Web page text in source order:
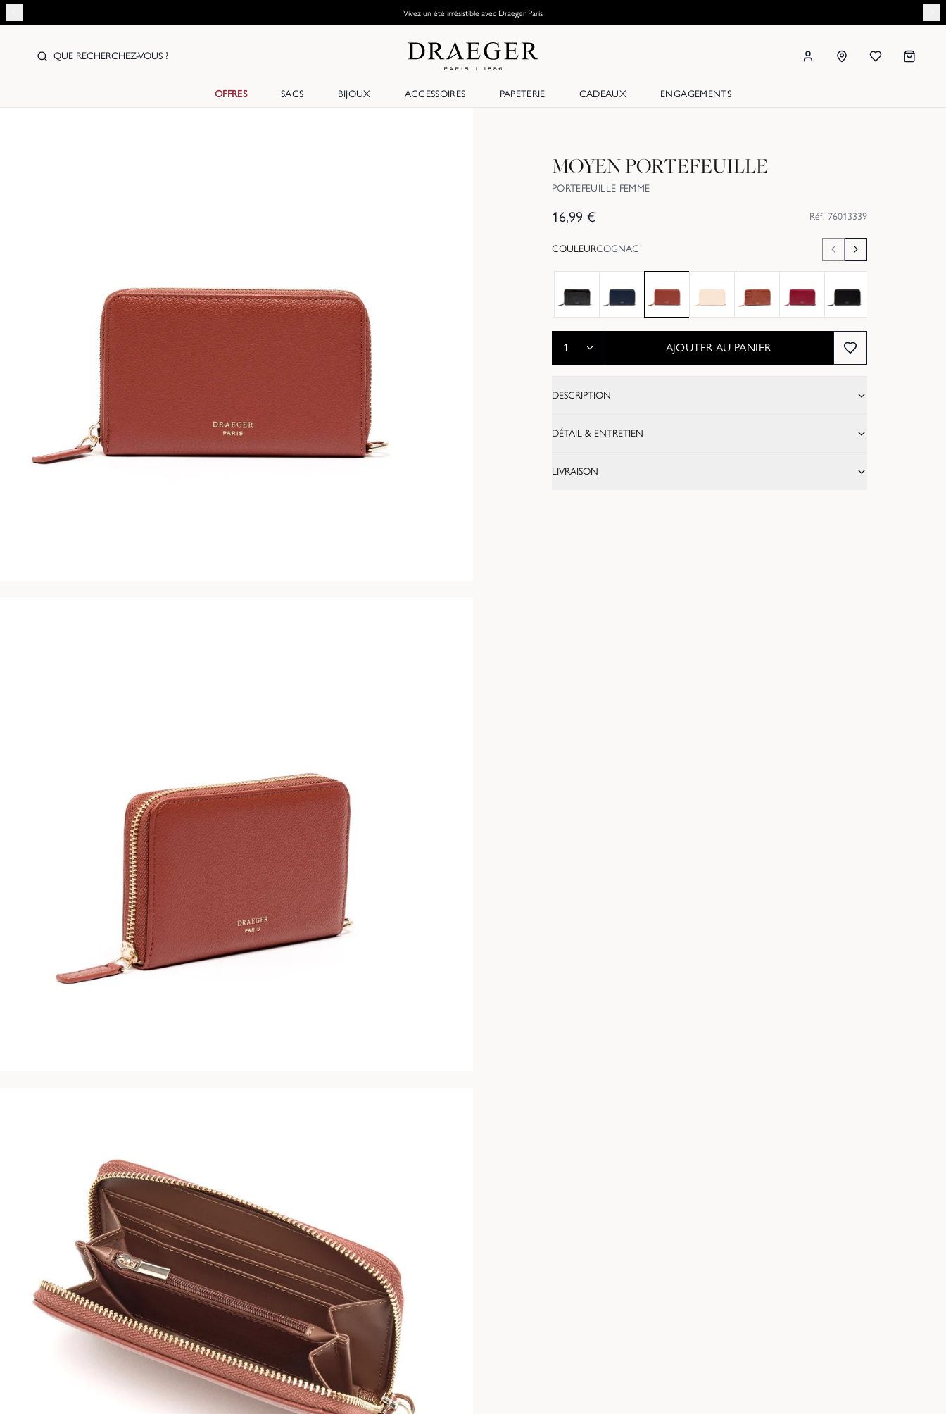
Vivez un été irrésistible avec Draeger Paris
QUE RECHERCHEZ-VOUS ?
OFFRES SACS BIJOUX ACCESSOIRES PAPETERIE CADEAUX ENGAGEMENTS
MOYEN PORTEFEUILLE
PORTEFEUILLE FEMME
16,99 € Réf. 76013339
COULEURCOGNAC
AJOUTER AU PANIER
DESCRIPTION
DÉTAIL & ENTRETIEN
LIVRAISON